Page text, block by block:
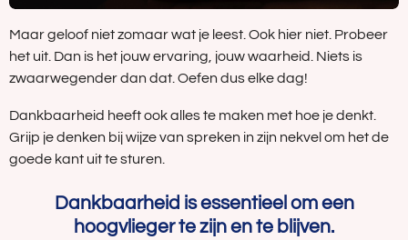
Maar geloof niet zomaar wat je leest. Ook hier niet. Probeer
het uit. Dan is het jouw ervaring, jouw waarheid. Niets is
zwaarwegender dan dat. Oefen dus elke dag!
Dankbaarheid heeft ook alles te maken met hoe je denkt.
Grijp je denken bij wijze van spreken in zijn nekvel om het de
goede kant uit te sturen.
Dankbaarheid is essentieel om een
hoogvlieger te zijn en te blijven.